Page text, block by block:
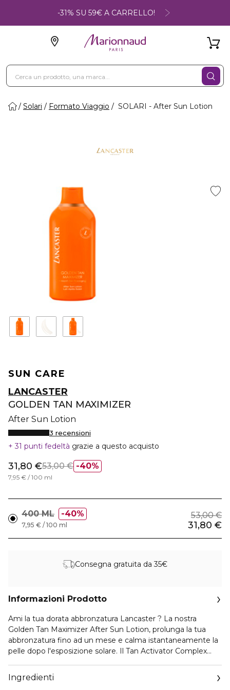
-31% SU 59€ A CARRELLO!
Solari Formato Viaggio SOLARI - After Sun Lotion
SUN CARE
LANCASTER
GOLDEN TAN MAXIMIZER
After Sun Lotion
3 recensioni
31 punti fedeltà grazie a questo acquisto
40%
31,80 €53,00 €
7,95 € / 100 ml
400 ML 40% 53,00 €
31,80 €
7,95 € / 100 ml
Consegna gratuita da 35€
Informazioni Prodotto
Ami la tua dorata abbronzatura Lancaster ? La nostra
Golden Tan Maximizer After Sun Lotion, prolunga la tua
abbronzatura fino ad un mese e calma istantaneamente la
pelle dopo l'esposizione solare. Il Tan Activator Complex
produzione di melanina per un abbronzatura dorata,
uniforme e duratura.Questa rinfrescante lozione dopo sole
Ingredienti